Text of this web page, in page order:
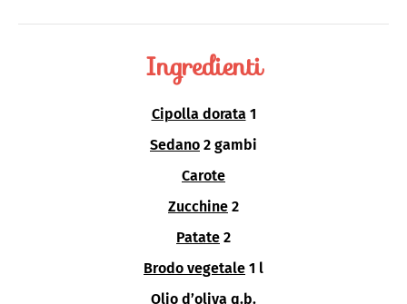
Ingredienti
Cipolla dorata 1
Sedano 2 gambi
Carote
Zucchine 2
Patate 2
Brodo vegetale 1 l
Olio d’oliva q.b.